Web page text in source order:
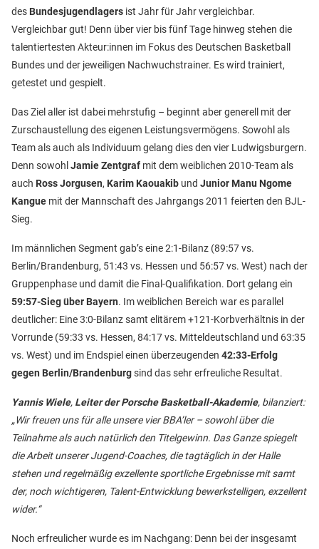
des Bundesjugendlagers ist Jahr für Jahr vergleichbar.
Vergleichbar gut! Denn über vier bis fünf Tage hinweg stehen die
talentiertesten Akteur:innen im Fokus des Deutschen Basketball
Bundes und der jeweiligen Nachwuchstrainer. Es wird trainiert,
getestet und gespielt.
Das Ziel aller ist dabei mehrstufig – beginnt aber generell mit der
Zurschaustellung des eigenen Leistungsvermögens. Sowohl als
Team als auch als Individuum gelang dies den vier Ludwigsburgern.
Denn sowohl Jamie Zentgraf mit dem weiblichen 2010-Team als
auch Ross Jorgusen, Karim Kaouakib und Junior Manu Ngome
Kangue mit der Mannschaft des Jahrgangs 2011 feierten den BJL-
Sieg.
Im männlichen Segment gab’s eine 2:1-Bilanz (89:57 vs.
Berlin/Brandenburg, 51:43 vs. Hessen und 56:57 vs. West) nach der
Gruppenphase und damit die Final-Qualifikation. Dort gelang ein
59:57-Sieg über Bayern. Im weiblichen Bereich war es parallel
deutlicher: Eine 3:0-Bilanz samt elitärem +121-Korbverhältnis in der
Vorrunde (59:33 vs. Hessen, 84:17 vs. Mitteldeutschland und 63:35
vs. West) und im Endspiel einen überzeugenden 42:33-Erfolg
gegen Berlin/Brandenburgsind das sehr erfreuliche Resultat.
Yannis Wiele, Leiter der Porsche Basketball-Akademie, bilanziert:
„Wir freuen uns für alle unsere vier BBA’ler – sowohl über die
Teilnahme als auch natürlich den Titelgewinn. Das Ganze spiegelt
die Arbeit unserer Jugend-Coaches, die tagtäglich in der Halle
stehen und regelmäßig exzellente sportliche Ergebnisse mit samt
der, noch wichtigeren, Talent-Entwicklung bewerkstelligen, exzellent
wider.“
Noch erfreulicher wurde es im Nachgang: Denn bei der insgesamt